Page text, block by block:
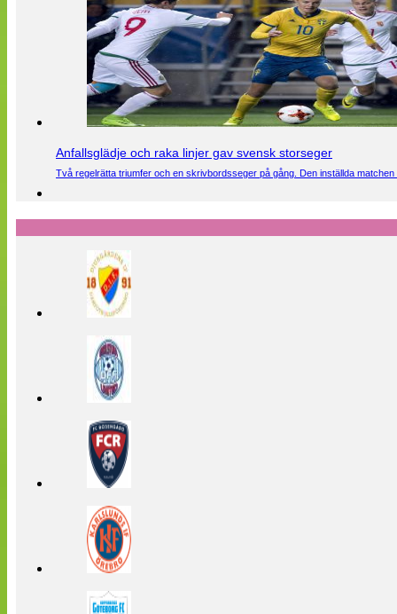
Anfallsglädje och raka linjer gav svensk storseger
Två regelrätta triumfer och en skrivbordsseger på gång. Den inställda